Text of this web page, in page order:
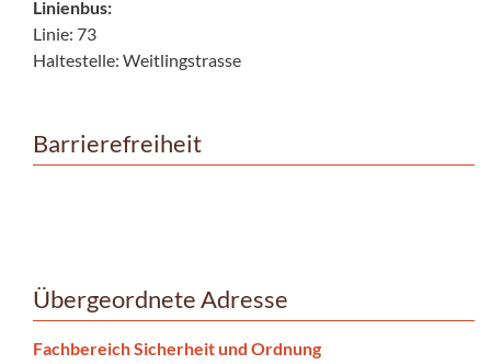
Linienbus:
Linie: 73
Haltestelle: Weitlingstrasse
Barrierefreiheit
Übergeordnete Adresse
Fachbereich Sicherheit und Ordnung